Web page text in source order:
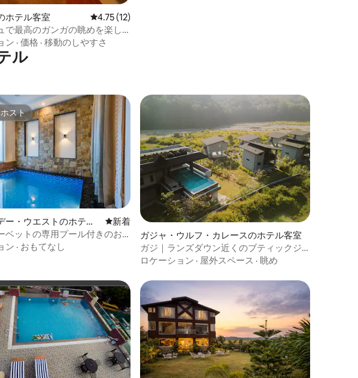
ホテル客室 レビュー12件、5つ星中4.75つ星の平均評価
4.75 (12)
で最高のガンガの眺めを楽し
ウナー滞在
ン · 価格 · 移動のしやすさ
ル
4.67つ星の平均評価
スト
スト
ー・ウエストのホテル
新しい宿泊先
新着
ベットの専用プール付きのお
ン · おもてなし
ガジャ・ウルフ・カレースのホテル客室
ガジ｜ランズダウン近くのブティックジ
ャングルリゾート
ロケーション · 屋外スペース · 眺め